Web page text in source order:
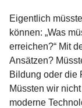
Eigentlich
können: „Was
erreichen?“ Mit
Ansätzen?
Bildung oder die
Müssten wir
moderne